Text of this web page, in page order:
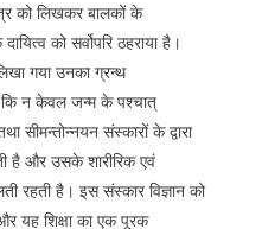
को लिखकर बालकों के
को सर्वोपरि ठहराया है।
गया उनका ग्रन्थ
कि न केवल जन्म के पश्चात्
सीमन्तोन्नयन संस्कारों के द्वारा
है और उसके शारीरिक एवं
रहती है। इस संस्कार विज्ञान को
यह शिक्षा का एक पूरक